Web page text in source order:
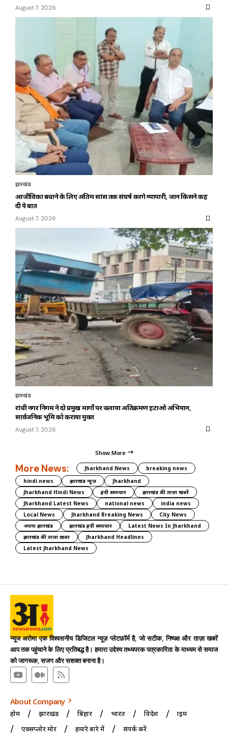
August 7, 2026
झारखंड
आजीविका बचाने के लिए अंतिम सांस तक संघर्ष करेंगे व्यापारी, जानें किसने कह
दी ये बात
August 7, 2026
झारखंड
रांची नगर निगम ने दो प्रमुख मार्गों पर चलाया अतिक्रमण हटाओ अभियान,
सार्वजनिक भूमि को कराया मुक्त
August 7, 2026
Show More
More News: Jharkhand News
breaking news
hindi news
झारखंड न्यूज़
Jharkhand
Jharkhand Hindi News
हिंदी समाचार
झारखंड की ताज़ा खबरें
Jharkhand Latest News
national news
india news
Local News
Jharkhand Breaking News
City News
अपना झारखंड
झारखंड हिंदी समाचार
Latest News In Jharkhand
झारखंड की ताज़ा ख़बर
Jharkhand Headlines
Latest Jharkhand News
न्यूज अरोमा एक विश्वसनीय डिजिटल न्यूज़ प्लेटफ़ॉर्म है, जो सटीक, निष्पक्ष और ताज़ा खबरें
आप तक पहुंचाने के लिए प्रतिबद्ध है। हमारा उद्देश्य तथ्यपरक पत्रकारिता के माध्यम से समाज
को जागरूक, सजग और सशक्त बनाना है।
About Company
होम झारखंड बिहार भारत विदेश
क्राइम
एक्सप्लोर मोर
हमारे बारे में संपर्क करें